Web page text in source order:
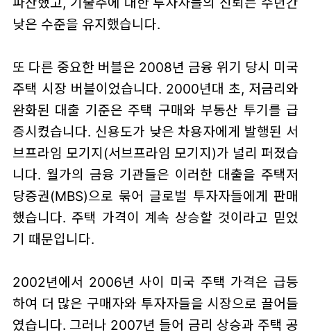
낮은 수준을 유지했습니다.
또 다른 중요한 버블은 2008년 금융 위기 당시 미국
주택 시장 버블이었습니다. 2000년대 초, 저금리와
완화된 대출 기준은 주택 구매와 부동산 투기를 급
증시켰습니다. 신용도가 낮은 차용자에게 발행된 서
브프라임 모기지(서브프라임 모기지)가 널리 퍼졌습
니다. 월가의 금융 기관들은 이러한 대출을 주택저
당증권(MBS)으로 묶어 글로벌 투자자들에게 판매
했습니다. 주택 가격이 계속 상승할 것이라고 믿었
기 때문입니다.
2002년에서 2006년 사이 미국 주택 가격은 급등
하여 더 많은 구매자와 투자자들을 시장으로 끌어들
였습니다. 그러나 2007년 들어 금리 상승과 주택 공